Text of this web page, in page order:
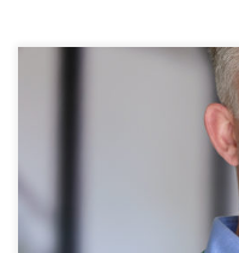
Y-Insights Locatie:
Tevens incompany
locaties
Certificering:
ICF - ACC NLP
Body & Mind CHAP